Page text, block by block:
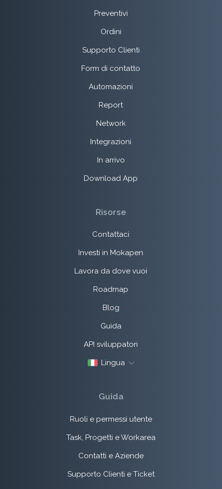
Preventivi
Ordini
Supporto Clienti
Form di contatto
Automazioni
Report
Network
Integrazioni
In arrivo
Download App
Risorse
Contattaci
Investi in Mokapen
Lavora da dove vuoi
Roadmap
Blog
Guida
API sviluppatori
Lingua
Guida
Ruoli e permessi utente
Task, Progetti e Workarea
Contatti e Aziende
Supporto Clienti e Ticket